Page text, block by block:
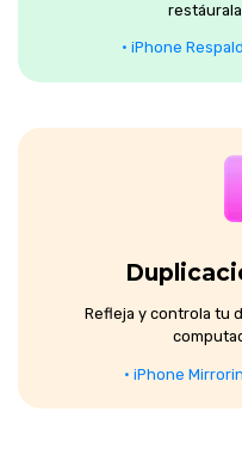
• iPhone
Refleja y controla tu
• iPhone